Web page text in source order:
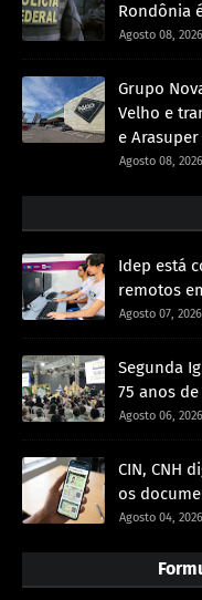
Rondônia
Agosto 08, 2026
Grupo
Velho e
e
Agosto 08, 2026
Idep está
remotos
Agosto 07, 2026
Segunda
75 anos
Agosto 06, 2026
CIN, CNH
os
Agosto 04, 2026